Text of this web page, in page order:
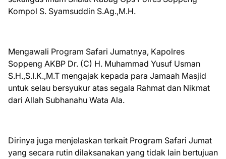
Kompol S. Syamsuddin S.Ag.,M.H.
Mengawali Program Safari Jumatnya, Kapolres
Soppeng AKBP Dr. (C) H. Muhammad Yusuf Usman
S.H.,S.I.K.,M.T mengajak kepada para Jamaah Masjid
untuk selau bersyukur atas segala Rahmat dan Nikmat
dari Allah Subhanahu Wata Ala.
Dirinya juga menjelaskan terkait Program Safari Jumat
yang secara rutin dilaksanakan yang tidak lain bertujuan